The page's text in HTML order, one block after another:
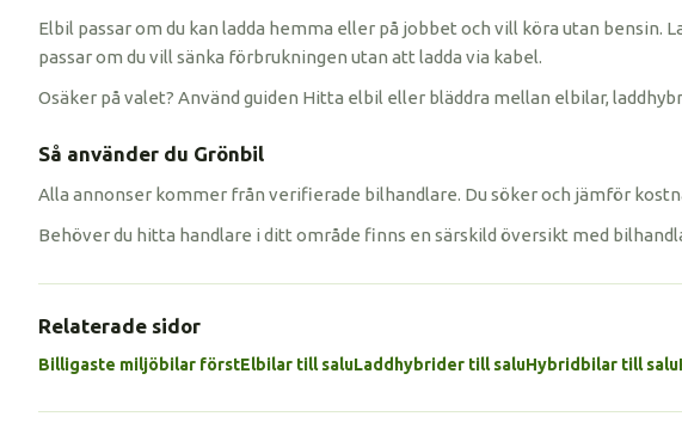
Elbil passar om du kan ladda hemma eller på jobbet och vill köra utan bensin.
passar om du vill sänka förbrukningen utan att ladda via kabel.
Osäker på valet? Använd guiden Hitta elbil eller bläddra mellan elbilar,
Så använder du Grönbil
Alla annonser kommer från verifierade bilhandlare. Du söker och jämför
Behöver du hitta handlare i ditt område finns en särskild översikt med
Relaterade sidor
Billigaste miljöbilar förstElbilar till saluLaddhybrider till saluHybridbilar till salu